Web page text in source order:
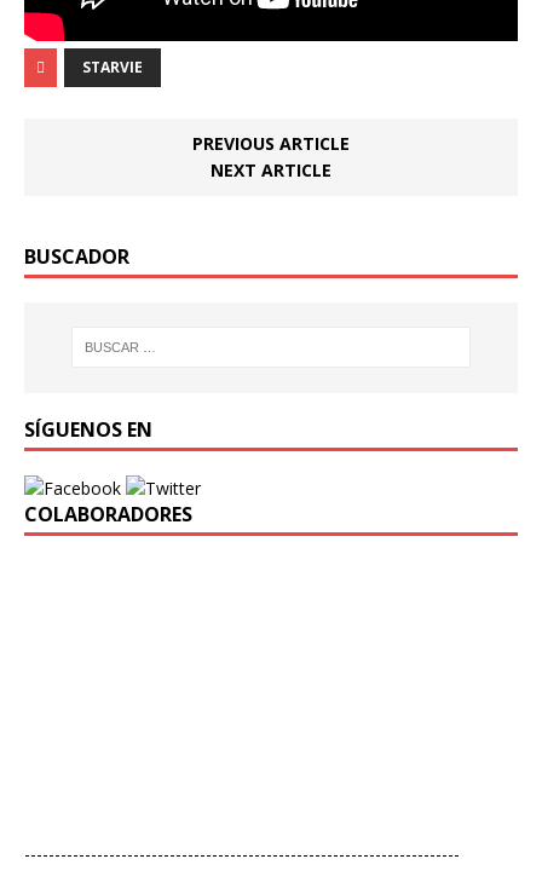
STARVIE
PREVIOUS ARTICLE
NEXT ARTICLE
BUSCADOR
SÍGUENOS EN
COLABORADORES
------------------------------------------------------------------------